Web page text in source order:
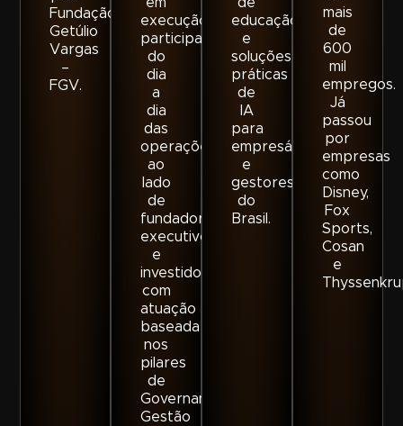
Fundação
Getúlio
Vargas
–
FGV.
em
execução,
participando
do
dia
a
dia
das
operações
ao
lado
de
fundadores,
executivos
e
investidores,
com
atuação
baseada
nos
pilares
de
Governança,
Gestão
de
educação
e
soluções
práticas
de
IA
para
empresários
e
gestores
do
Brasil.
mais
de
600
mil
empregos.
Já
passou
por
empresas
como
Disney,
Fox
Sports,
Cosan
e